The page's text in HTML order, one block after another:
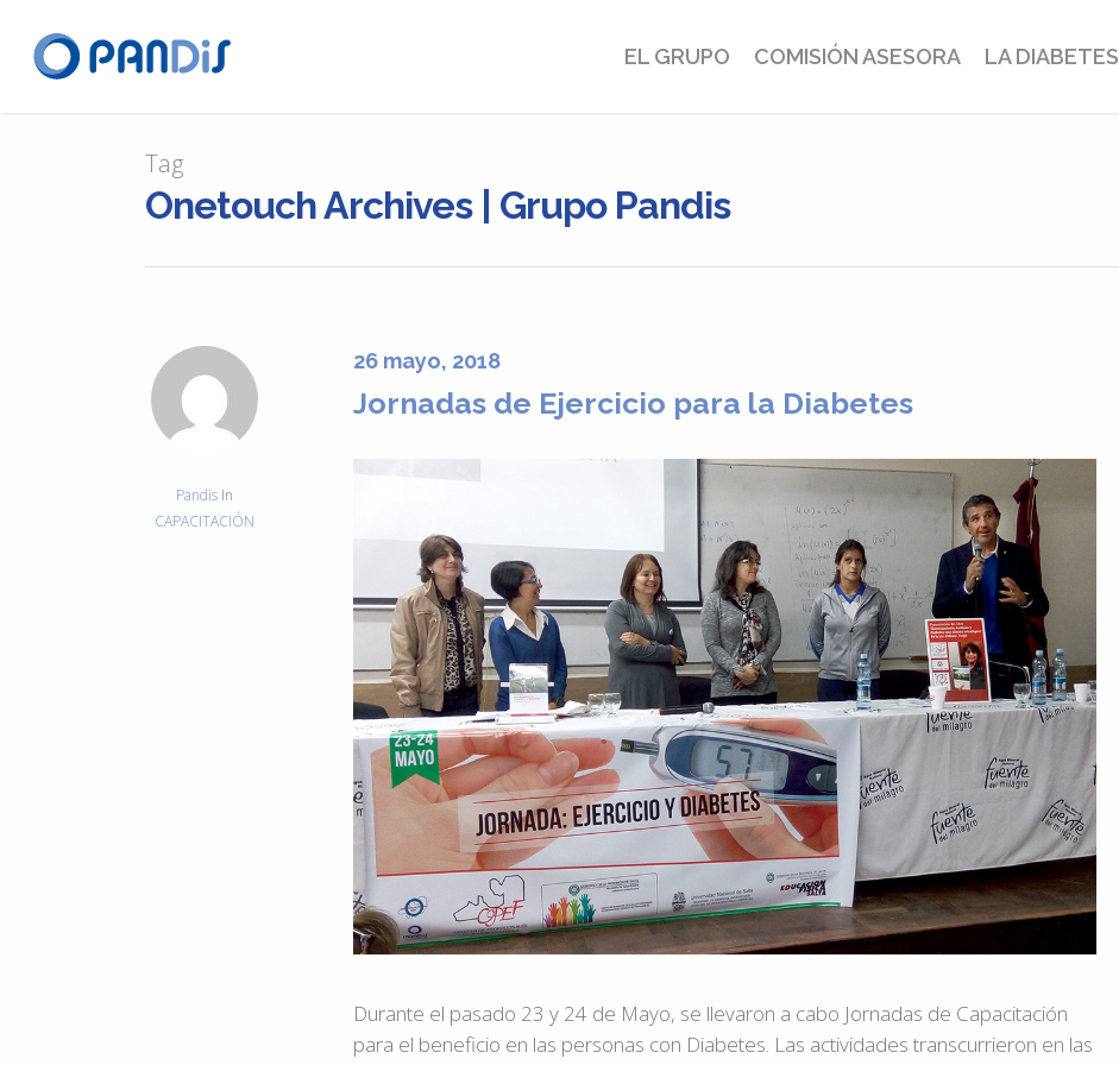
EL GRUPO COMISIÓN ASESORA LA DIABETES
Tag
Onetouch Archives | Grupo Pandis
26 mayo, 2018
Pandis In
CAPACITACIÓN
Jornadas de Ejercicio para la Diabetes
Durante el pasado 23 y 24 de Mayo, se llevaron a cabo Jornadas de Capacitación
para el beneficio en las personas con Diabetes. Las actividades transcurrieron en las